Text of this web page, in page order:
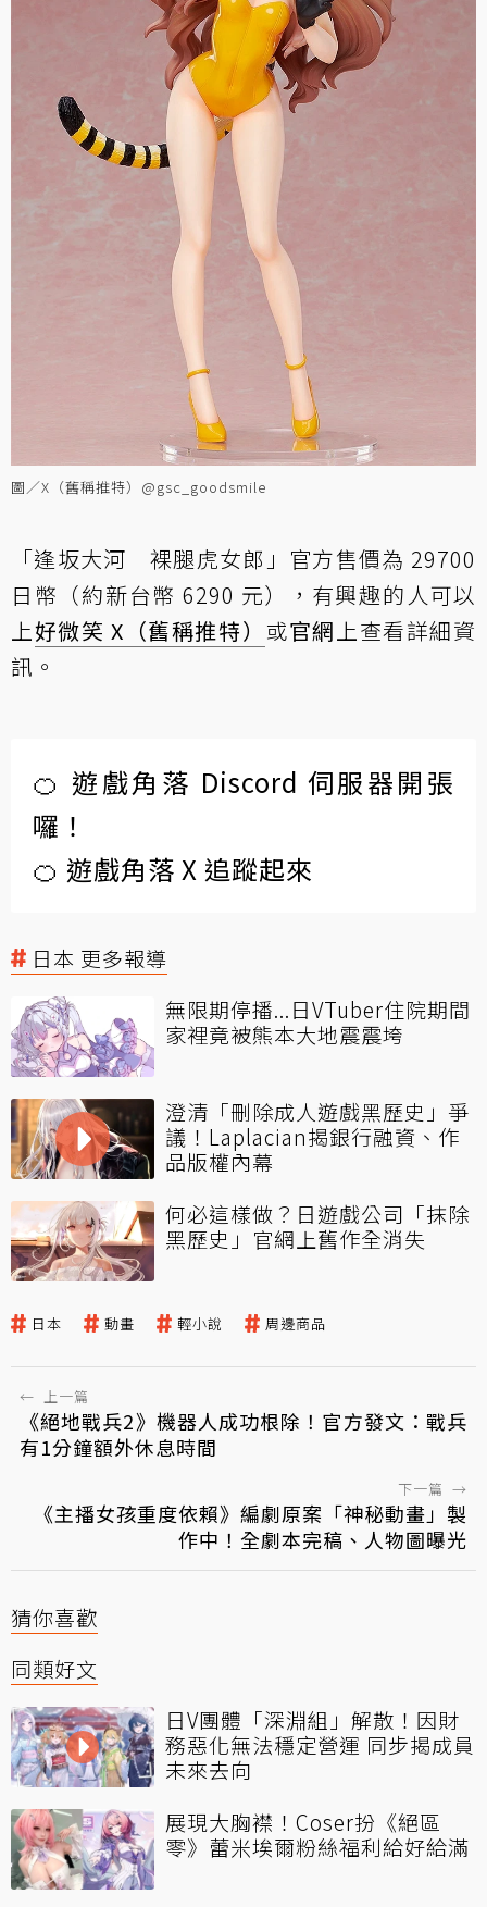
圖／X（舊稱推特）@gsc_goodsmile
「逢坂大河 裸腿虎女郎」官方售價為 29700
日幣（約新台幣 6290 元），有興趣的人可以
上好微笑 X（舊稱推特） 或官網上查看詳細資
訊。
🍊 遊戲角落 Discord 伺服器開張
囉！
🍊 遊戲角落 X 追蹤起來
日本 更多報導
無限期停播...日VTuber住院期間
家裡竟被熊本大地震震垮
澄清「刪除成人遊戲黑歷史」爭
議！Laplacian揭銀行融資、作
品版權內幕
何必這樣做？日遊戲公司「抹除
黑歷史」官網上舊作全消失
日本 動畫 輕小說 周邊商品
← 上一篇
《絕地戰兵2》機器人成功根除！官方發文：戰兵
有1分鐘額外休息時間
下一篇 →
《主播女孩重度依賴》編劇原案「神秘動畫」製
作中！全劇本完稿、人物圖曝光
猜你喜歡
同類好文
日V團體「深淵組」解散！因財
務惡化無法穩定營運 同步揭成員
未來去向
展現大胸襟！Coser扮《絕區
零》蕾米埃爾粉絲福利給好給滿